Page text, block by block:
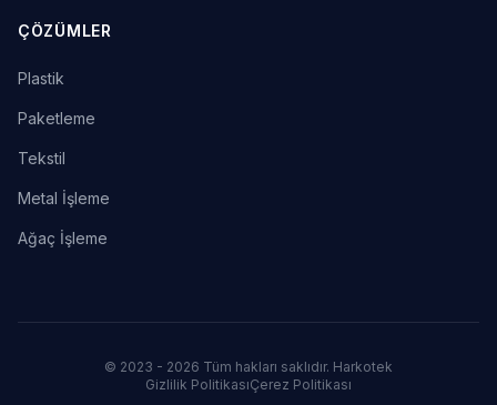
ÇÖZÜMLER
Plastik
Paketleme
Tekstil
Metal İşleme
Ağaç İşleme
© 2023 - 2026 Tüm hakları saklıdır. Harkotek
Gizlilik PolitikasıÇerez Politikası